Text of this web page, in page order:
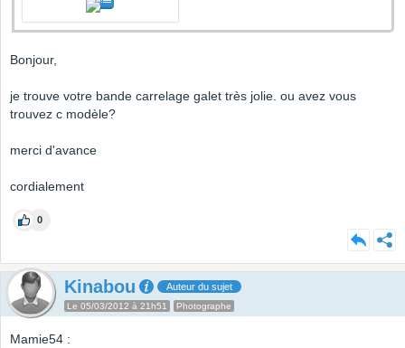
Bonjour,
je trouve votre bande carrelage galet très jolie. ou avez vous
trouvez c modèle?
merci d'avance
cordialement
0
Kinabou Auteur du sujet
Le 05/03/2012 à 21h51 Photographe
Mamie54 :